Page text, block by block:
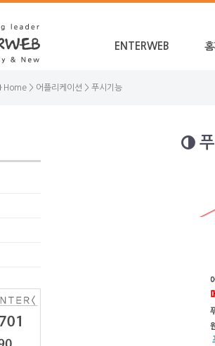
ENTERWEB
Home > 어플리케이션 > 푸시기능